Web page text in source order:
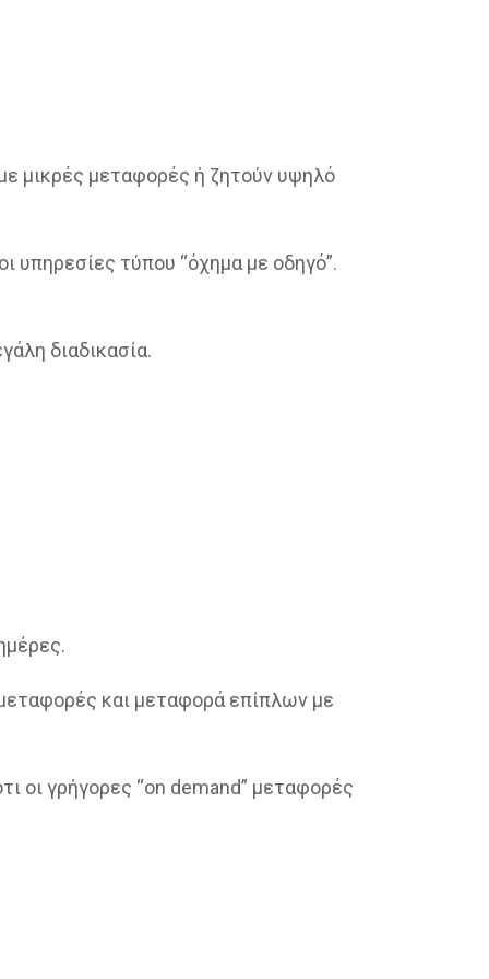
μικρές μεταφορές ή ζητούν υψηλό
υπηρεσίες τύπου “όχημα με οδηγό”.
διαδικασία.
και μεταφορά επίπλων με
οι γρήγορες “on demand” μεταφορές